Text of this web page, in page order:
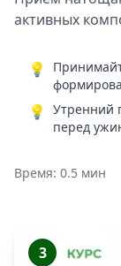
активных
💡
💡
Утренний
перед
Время: 0.5 мин
3